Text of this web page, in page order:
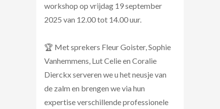
workshop op vrijdag 19 september
2025 van 12.00 tot 14.00 uur.
🏆 Met sprekers Fleur Goister, Sophie
Vanhemmens, Lut Celie en Coralie
Dierckx serveren we u het neusje van
de zalm en brengen we via hun
expertise verschillende professionele